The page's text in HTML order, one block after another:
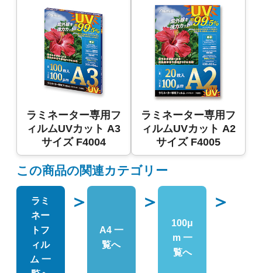
ラミネーター専用フ
ィルムUVカット A3
サイズ F4004
ラミネーター専用フ
ィルムUVカット A2
サイズ F4005
この商品の関連カテゴリー
ラミ
ネー
トフ
ィル
ム 一
＞
A4 一
覧へ
＞
100μ
m 一
覧へ
＞